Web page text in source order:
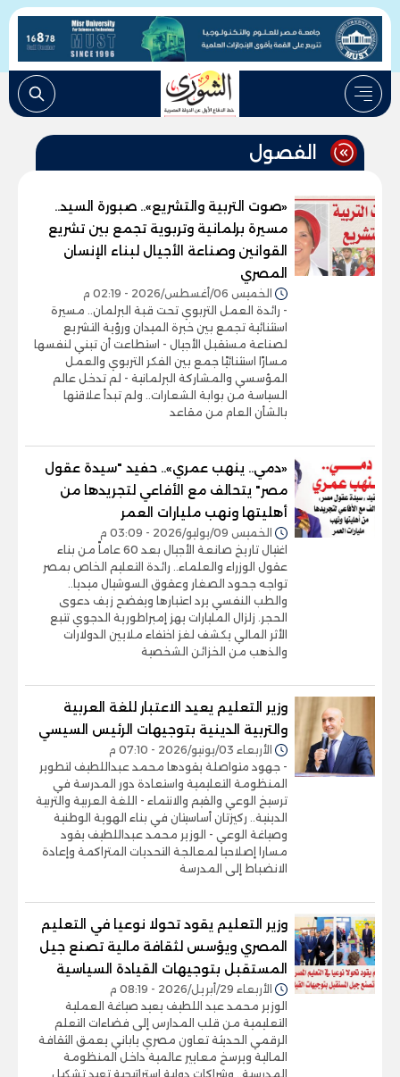
الفصول
«صوت التربية والتشريع».. صبورة السيد..
مسيرة برلمانية وتربوية تجمع بين تشريع
القوانين وصناعة الأجيال لبناء الإنسان
المصري
الخميس 06/أغسطس/2026 - 02:19 م
- رائدة العمل التربوي تحت قبة البرلمان.. مسيرة
استثنائية تجمع بين خبرة الميدان ورؤية التشريع
لصناعة مستقبل الأجيال - استطاعت أن تبني لنفسها
مسارًا استثنائيًا جمع بين الفكر التربوي والعمل
المؤسسي والمشاركة البرلمانية - لم تدخل عالم
السياسة من بوابة الشعارات.. ولم تبدأ علاقتها
بالشأن العام من مقاعد
«دمي.. ينهب عمري».. حفيد "سيدة عقول
مصر" يتحالف مع الأفاعي لتجريدها من
أهليتها ونهب مليارات العمر
الخميس 09/يوليو/2026 - 03:09 م
اغتيال تاريخ صانعة الأجيال بعد 60 عاماً من بناء
عقول الوزراء والعلماء.. رائدة التعليم الخاص بمصر
تواجه جحود الصغار وعقوق السوشيال ميديا..
والطب النفسي يرد اعتبارها ويفضح زيف دعوى
الحجر. زلزال المليارات يهز إمبراطورية الدجوي تتبع
الأثر المالي يكشف لغز اختفاء ملايين الدولارات
والذهب من الخزائن الشخصية
وزير التعليم يعيد الاعتبار للغة العربية
والتربية الدينية بتوجيهات الرئيس السيسي
الأربعاء 03/يونيو/2026 - 07:10 م
- جهود متواصلة يقودها محمد عبداللطيف لتطوير
المنظومة التعليمية واستعادة دور المدرسة في
ترسيخ الوعي والقيم والانتماء - اللغة العربية والتربية
الدينية.. ركيزتان أساسيتان في بناء الهوية الوطنية
وصياغة الوعي - الوزير محمد عبداللطيف يقود
مسارا إصلاحيا لمعالجة التحديات المتراكمة وإعادة
الانضباط إلى المدرسة
وزير التعليم يقود تحولا نوعيا في التعليم
المصري ويؤسس لثقافة مالية تصنع جيل
المستقبل بتوجيهات القيادة السياسية
الأربعاء 29/أبريل/2026 - 08:19 م
الوزير محمد عبد اللطيف يعيد صياغة العملية
التعليمية من قلب المدارس إلى فضاءات التعلم
الرقمي الحديثة تعاون مصري ياباني يعمق الثقافة
المالية ويرسخ معايير عالمية داخل المنظومة
المدرسية.. وشراكات دولية استراتيجية تعيد تشكيل